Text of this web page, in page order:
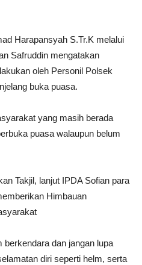
Harapansyah S.Tr.K melalui
Safruddin mengatakan
oleh Personil Polsek
buka puasa.
yang masih berada
puasa walaupun belum
Takjil, lanjut IPDA Sofian para
Himbauan
berkendara dan jangan lupa
diri seperti helm, serta